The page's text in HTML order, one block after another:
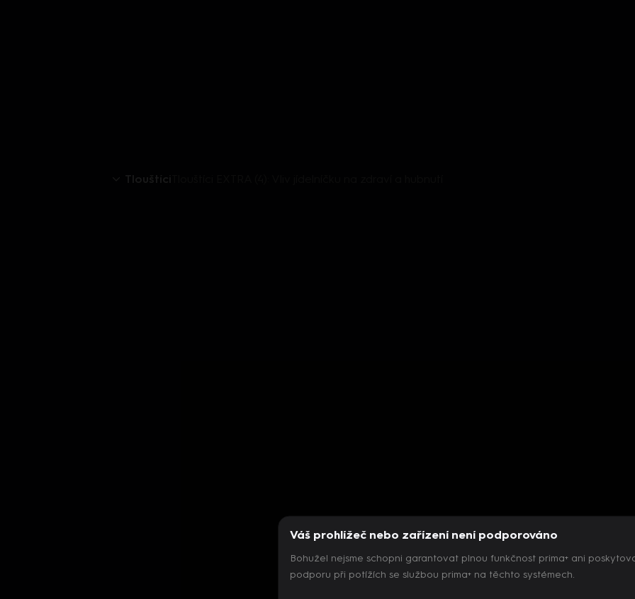
Váš prohlížeč nebo zařízení není podporováno
Bohužel nejsme schopni garantovat plnou funkčnost prima+ ani
podporu při potížích se službou prima+ na těchto systémech.